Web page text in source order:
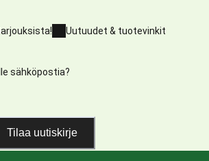
Uutuudet & tuotevinkit
sähköpostia?
Tilaa uutiskirje